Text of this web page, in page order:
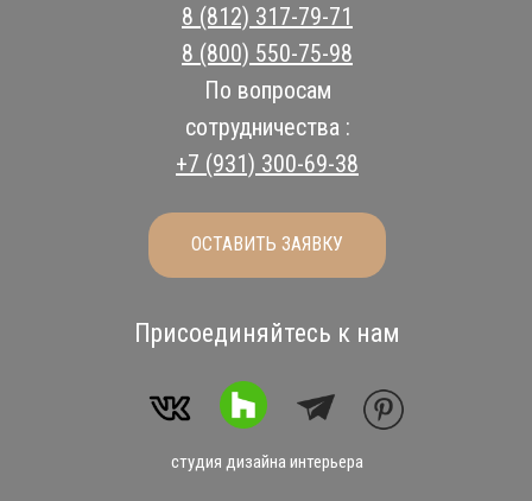
8 (812) 317-79-71
8 (800) 550-75-98
По вопросам
сотрудничества :
+7 (931) 300-69-38
Присоединяйтесь к нам
студия дизайна интерьера
ОСТАВИТЬ ЗАЯВКУ